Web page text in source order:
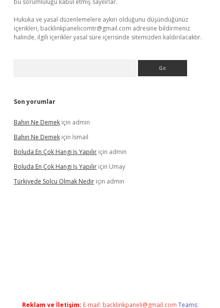
bu sorumluluğu kabul etmiş sayılırlar.
Hukuka ve yasal düzenlemelere aykırı olduğunu düşündüğünüz
içerikleri, backlinkpanelicomtr@gmail.com adresine bildirmeniz
halinde, ilgili içerikler yasal süre içerisinde sitemizden kaldırılacaktır.
Son yorumlar
Bahın Ne Demek için admin
Bahın Ne Demek için İsmail
Boluda En Çok Hangi Iş Yapılır için admin
Boluda En Çok Hangi Iş Yapılır için Umay
Türkiyede Solcu Olmak Nedir için admin
Reklam ve İletişim: E-mail: backlinkpaneli@gmail.com Teams: